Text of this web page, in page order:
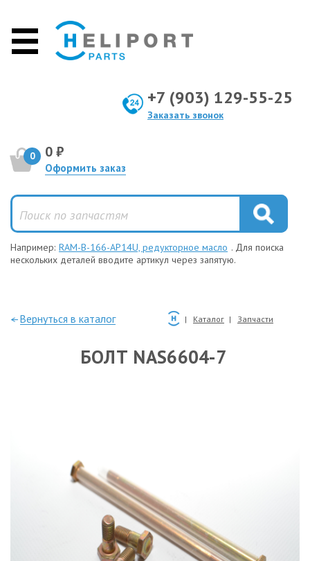
+7 (903) 129-55-25
Заказать звонок
0 0 ₽
Оформить заказ
Например: RAM-B-166-AP14U, редукторное масло . Для поиска
нескольких деталей вводите артикул через запятую.
—Вернуться в каталог Каталог Запчасти
БОЛТ NAS6604-7